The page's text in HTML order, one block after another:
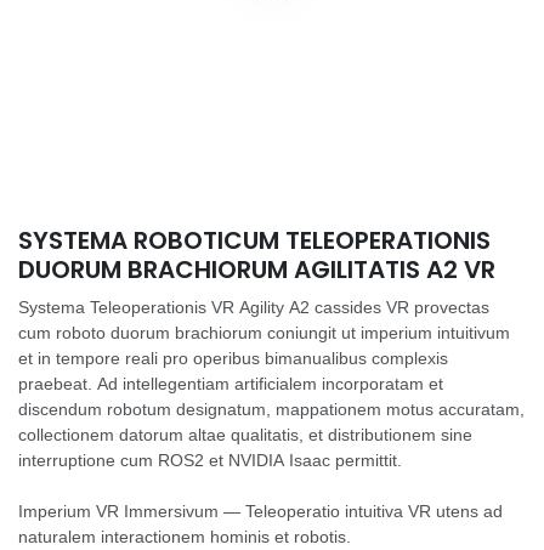
SYSTEMA ROBOTICUM TELEOPERATIONIS
DUORUM BRACHIORUM AGILITATIS A2 VR
Systema Teleoperationis VR Agility A2 cassides VR provectas
cum roboto duorum brachiorum coniungit ut imperium intuitivum
et in tempore reali pro operibus bimanualibus complexis
praebeat. Ad intellegentiam artificialem incorporatam et
discendum robotum designatum, mappationem motus accuratam,
collectionem datorum altae qualitatis, et distributionem sine
interruptione cum ROS2 et NVIDIA Isaac permittit.
Imperium VR Immersivum — Teleoperatio intuitiva VR utens ad
naturalem interactionem hominis et robotis.